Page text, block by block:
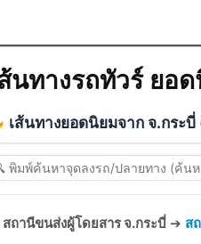
นทางรถทัวร์ ยอ
เส้นทางยอดนิยมจาก จ.กระบี่
สถานีขนส่งผู้โดยสาร จ.กระบี่➔ ส